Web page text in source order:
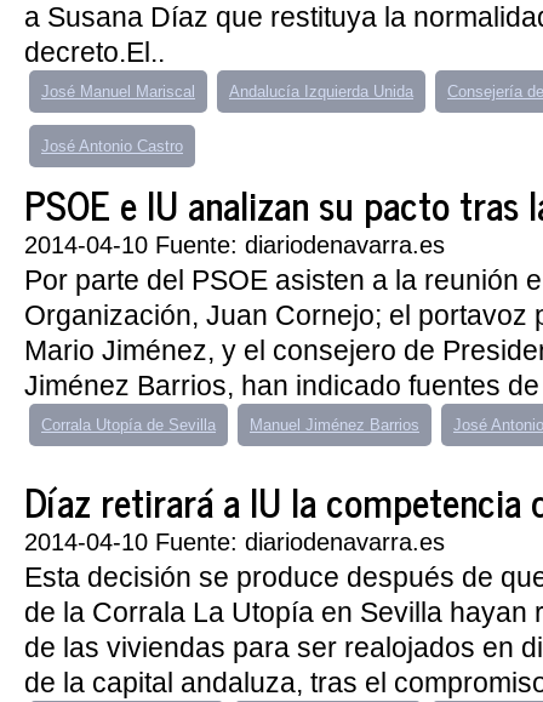
a Susana Díaz que restituya la
decreto.El..
José Manuel Mariscal Andalucía Izquierda Unida Consejería
José Antonio Castro
PSOE e IU analizan su pacto tras
2014-04-10 Fuente: diariodenavarra.es
Por parte del PSOE asisten a la reunión
Organización, Juan Cornejo; el portavoz
Mario Jiménez, y el consejero de
Jiménez Barrios, han indicado fuentes
Corrala Utopía de Sevilla Manuel Jiménez Barrios José
Díaz retirará a IU la competencia
2014-04-10 Fuente: diariodenavarra.es
Esta decisión se produce después de
de la Corrala La Utopía en Sevilla hayan
de las viviendas para ser realojados en
de la capital andaluza, tras el